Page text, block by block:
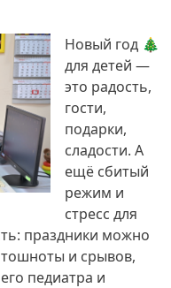
Новый год 🎄
для детей —
это радость,
гости,
подарки,
сладости. А
ещё сбитый
режим и
стресс для
праздники можно
и срывов,
педиатра и